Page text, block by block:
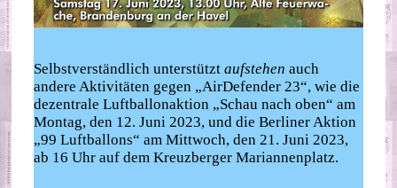
Selbstverständlich unterstütztaufstehen auch
andere Aktivitäten gegen „AirDefender 23“, wie die
dezentrale Luftballonaktion „Schau nach oben“ am
Montag, den 12. Juni 2023, und die Berliner Aktion
„99 Luftballons“ am Mittwoch, den 21. Juni 2023,
ab 16 Uhr auf dem Kreuzberger Mariannenplatz.